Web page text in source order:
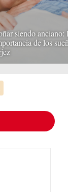
siendo anciano:
de los